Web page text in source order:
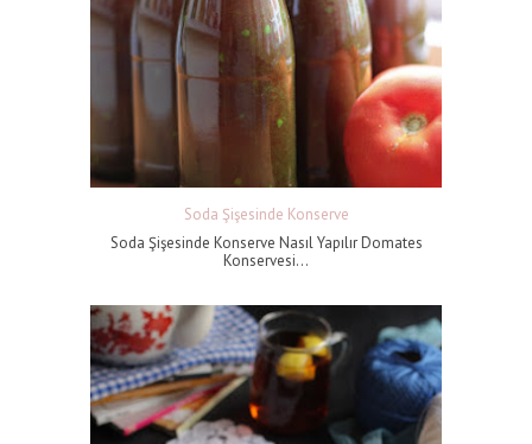
Soda Şişesinde Konserve
Soda Şişesinde Konserve Nasıl Yapılır Domates
Konservesi...